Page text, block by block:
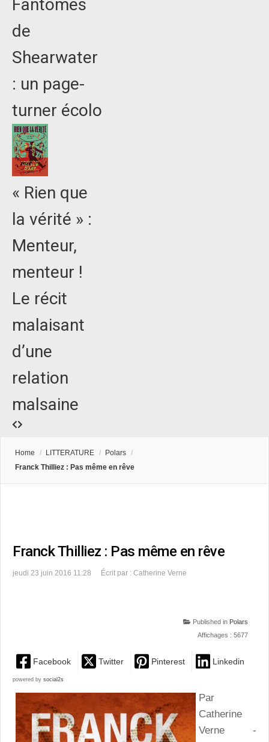
Fantômes
de
Shearwater
: un page-
turner écolo
« Rien que
la vérité » :
Menteur,
menteur !
Le récit
malaisant
d’une
relation
malsaine
Home / LITTERATURE / Polars /
Franck Thilliez : Pas même en rêve
Franck Thilliez : Pas même en rêve
jeudi 23 juin 2016 11:28 Écrit par : Catherine Verne
Published in Polars
Affichages : 5677
Facebook Twitter Pinterest Linkedin
powered by social2s
Par
Catherine
Verne -